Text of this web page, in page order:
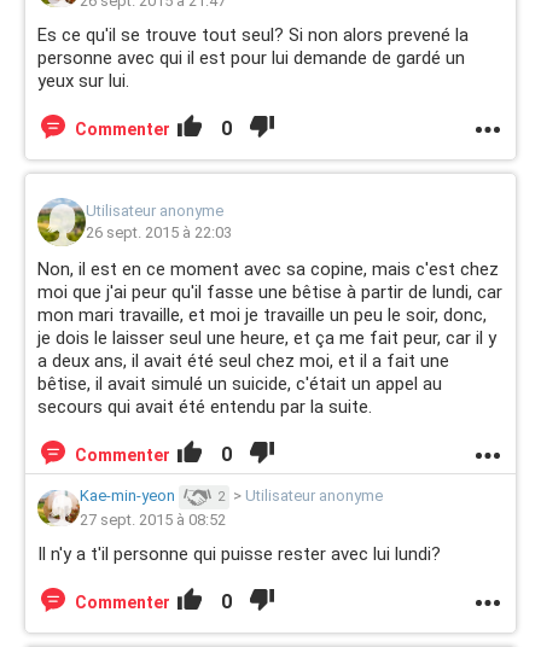
Es ce qu'il se trouve tout seul? Si non alors prevené la
personne avec qui il est pour lui demande de gardé un
yeux sur lui.
Commenter 0
Utilisateur anonyme
26 sept. 2015 à 22:03
Non, il est en ce moment avec sa copine, mais c'est chez
moi que j'ai peur qu'il fasse une bêtise à partir de lundi, car
mon mari travaille, et moi je travaille un peu le soir, donc,
je dois le laisser seul une heure, et ça me fait peur, car il y
a deux ans, il avait été seul chez moi, et il a fait une
bêtise, il avait simulé un suicide, c'était un appel au
secours qui avait été entendu par la suite.
Commenter 0
Kae-min-yeon 2 > Utilisateur anonyme
27 sept. 2015 à 08:52
Il n'y a t'il personne qui puisse rester avec lui lundi?
Commenter 0